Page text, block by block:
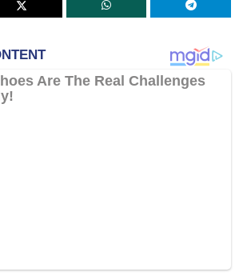
tambahan RM24,000 untuk
untuk pembedahan implan
sumbangan peminatnya.